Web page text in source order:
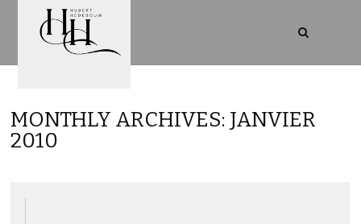
MONTHLY ARCHIVES: JANVIER
2010